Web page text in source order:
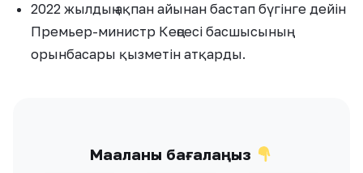
2022 жылдың ақпан айынан бастап бүгінге дейін
Премьер-министр Кеңсесі басшысының
орынбасары қызметін атқарды.
Мақаланы бағалаңыз